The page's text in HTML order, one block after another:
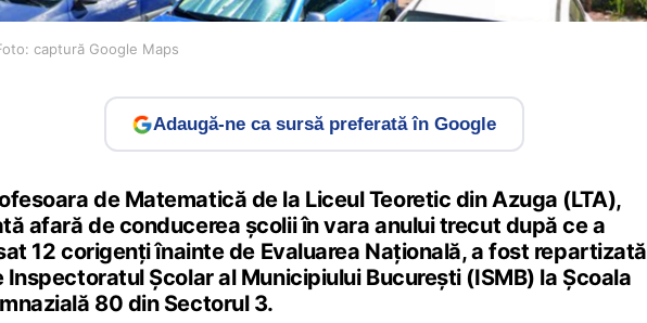
captură Google Maps
Adaugă-ne ca sursă preferată în Google
de Matematică de la Liceul Teoretic din Azuga (LTA),
afară de conducerea școlii în vara anului trecut după ce a
12 corigenți înainte de Evaluarea Națională, a fost repartizată
Inspectoratul Școlar al Municipiului București (ISMB) la Școala
80 din Sectorul 3.